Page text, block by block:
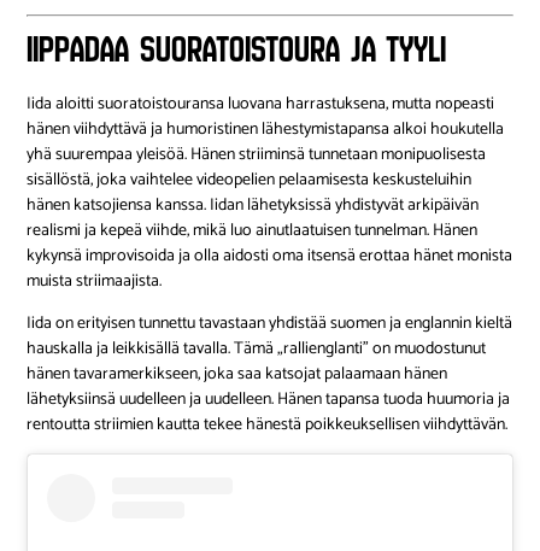
Iippadaa Suoratoistoura ja Tyyli
Iida aloitti suoratoistouransa luovana harrastuksena, mutta nopeasti
hänen viihdyttävä ja humoristinen lähestymistapansa alkoi houkutella
yhä suurempaa yleisöä. Hänen striiminsä tunnetaan monipuolisesta
sisällöstä, joka vaihtelee videopelien pelaamisesta keskusteluihin
hänen katsojiensa kanssa. Iidan lähetyksissä yhdistyvät arkipäivän
realismi ja kepeä viihde, mikä luo ainutlaatuisen tunnelman. Hänen
kykynsä improvisoida ja olla aidosti oma itsensä erottaa hänet monista
muista striimaajista.
Iida on erityisen tunnettu tavastaan yhdistää suomen ja englannin kieltä
hauskalla ja leikkisällä tavalla. Tämä „rallienglanti” on muodostunut
hänen tavaramerkikseen, joka saa katsojat palaamaan hänen
lähetyksiinsä uudelleen ja uudelleen. Hänen tapansa tuoda huumoria ja
rentoutta striimien kautta tekee hänestä poikkeuksellisen viihdyttävän.